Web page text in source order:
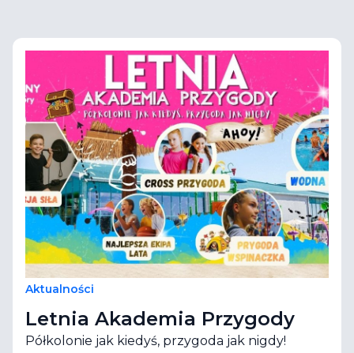
Aktualności
Letnia Akademia Przygody
Półkolonie jak kiedyś, przygoda jak nigdy!